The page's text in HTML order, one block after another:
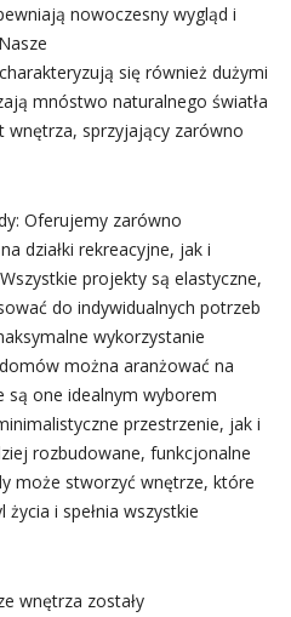
nowoczesny wygląd i
się również dużymi
mnóstwo naturalnego światła
sprzyjający zarówno
Oferujemy zarówno
działki rekreacyjne, jak i
projekty są elastyczne,
do indywidualnych potrzeb
wykorzystanie
można aranżować na
są one idealnym wyborem
przestrzenie, jak i
rozbudowane, funkcjonalne
może stworzyć wnętrze, które
i spełnia wszystkie
wnętrza zostały